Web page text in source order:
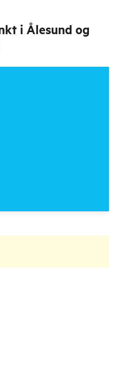
i Ålesund og